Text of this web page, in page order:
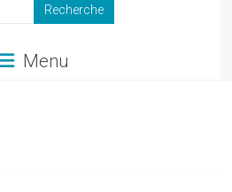
Menu